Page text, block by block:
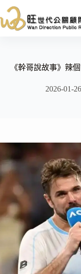
至
主
《幹哥說故事》辣
2026-01-26